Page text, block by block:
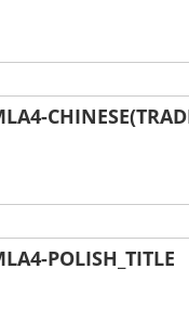
POLISH_TITLE